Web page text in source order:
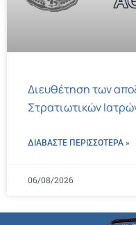
Διευθέτηση των
Στρατιωτικών
ΔΙΑΒΑΣΤΕ ΠΕΡΙΣΣΌΤΕΡΑ »
06/08/2026